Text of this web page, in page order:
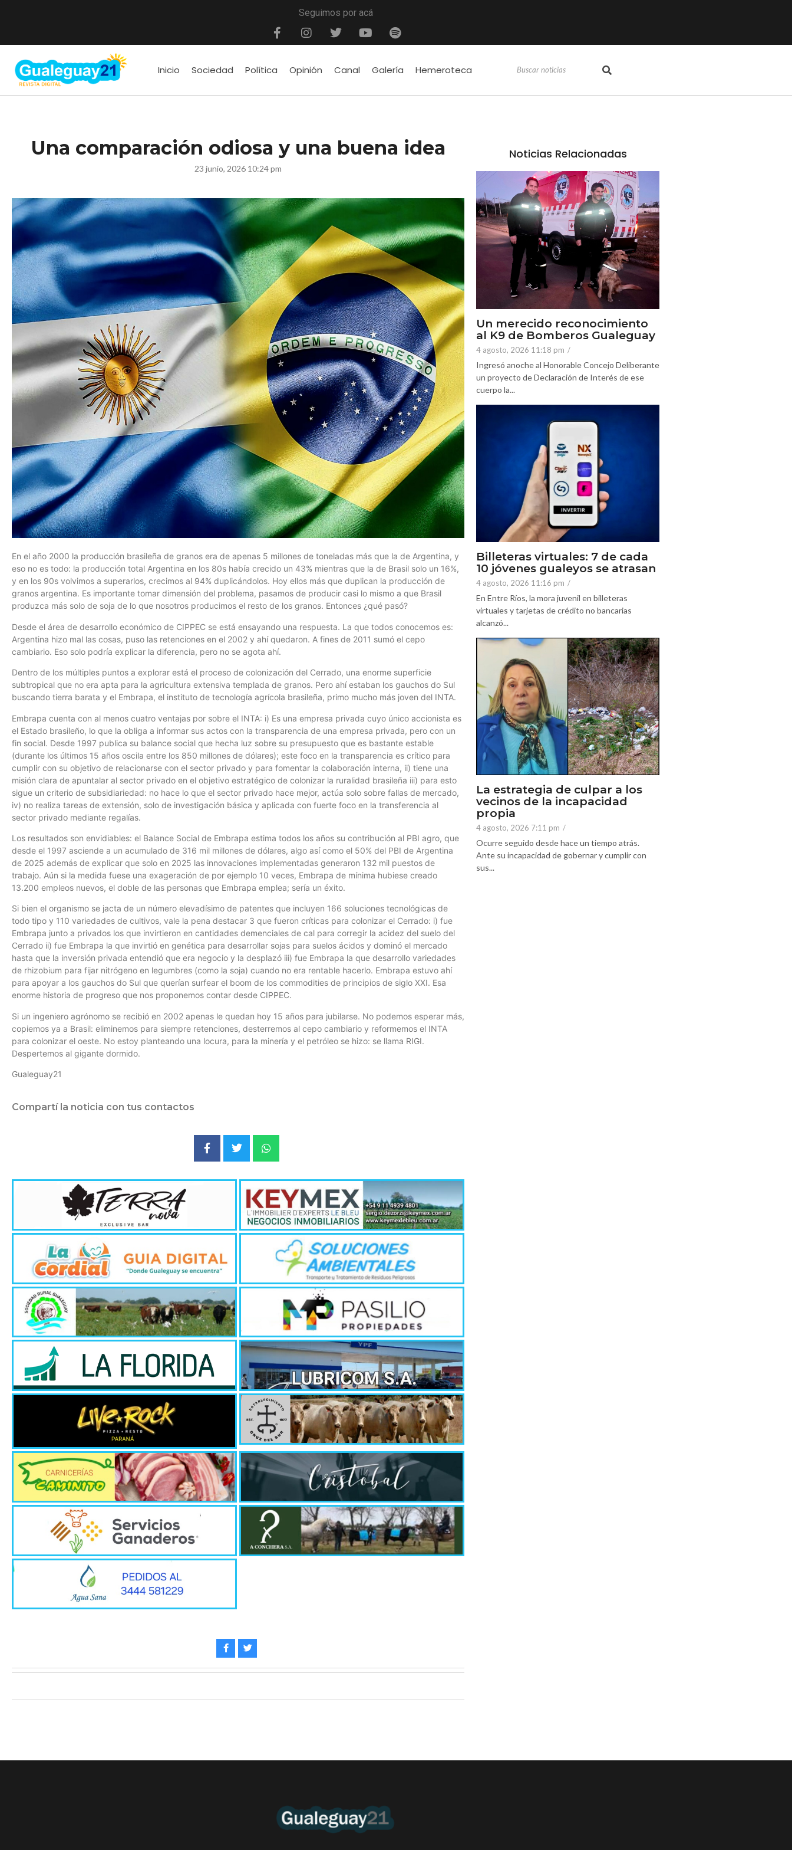
Seguimos por acá
Inicio Sociedad Política Opinión Canal Galería Hemeroteca
Una comparación odiosa y una buena idea
23 junio, 2026 10:24 pm
En el año 2000 la producción brasileña de granos era de apenas 5 millones de toneladas más que la de Argentina, y
eso no es todo: la producción total Argentina en los 80s había crecido un 43% mientras que la de Brasil solo un 16%,
y en los 90s volvimos a superarlos, crecimos al 94% duplicándolos. Hoy ellos más que duplican la producción de
granos argentina. Es importante tomar dimensión del problema, pasamos de producir casi lo mismo a que Brasil
produzca más solo de soja de lo que nosotros producimos el resto de los granos. Entonces ¿qué pasó?
Desde el área de desarrollo económico de CIPPEC se está ensayando una respuesta. La que todos conocemos es:
Argentina hizo mal las cosas, puso las retenciones en el 2002 y ahí quedaron. A fines de 2011 sumó el cepo
cambiario. Eso solo podría explicar la diferencia, pero no se agota ahí.
Dentro de los múltiples puntos a explorar está el proceso de colonización del Cerrado, una enorme superficie
subtropical que no era apta para la agricultura extensiva templada de granos. Pero ahí estaban los gauchos do Sul
buscando tierra barata y el Embrapa, el instituto de tecnología agrícola brasileña, primo mucho más joven del INTA.
Embrapa cuenta con al menos cuatro ventajas por sobre el INTA: i) Es una empresa privada cuyo único accionista es
el Estado brasileño, lo que la obliga a informar sus actos con la transparencia de una empresa privada, pero con un
fin social. Desde 1997 publica su balance social que hecha luz sobre su presupuesto que es bastante estable
(durante los últimos 15 años oscila entre los 850 millones de dólares); este foco en la transparencia es crítico para
cumplir con su objetivo de relacionarse con el sector privado y para fomentar la colaboración interna, ii) tiene una
misión clara de apuntalar al sector privado en el objetivo estratégico de colonizar la ruralidad brasileña iii) para esto
sigue un criterio de subsidiariedad: no hace lo que el sector privado hace mejor, actúa solo sobre fallas de mercado,
iv) no realiza tareas de extensión, solo de investigación básica y aplicada con fuerte foco en la transferencia al
sector privado mediante regalías.
Los resultados son envidiables: el Balance Social de Embrapa estima todos los años su contribución al PBI agro, que
desde el 1997 asciende a un acumulado de 316 mil millones de dólares, algo así como el 50% del PBI de Argentina
de 2025 además de explicar que solo en 2025 las innovaciones implementadas generaron 132 mil puestos de
trabajo. Aún si la medida fuese una exageración de por ejemplo 10 veces, Embrapa de mínima hubiese creado
13.200 empleos nuevos, el doble de las personas que Embrapa emplea; sería un éxito.
Si bien el organismo se jacta de un número elevadísimo de patentes que incluyen 166 soluciones tecnológicas de
todo tipo y 110 variedades de cultivos, vale la pena destacar 3 que fueron críticas para colonizar el Cerrado: i) fue
Embrapa junto a privados los que invirtieron en cantidades demenciales de cal para corregir la acidez del suelo del
Cerrado ii) fue Embrapa la que invirtió en genética para desarrollar sojas para suelos ácidos y dominó el mercado
hasta que la inversión privada entendió que era negocio y la desplazó iii) fue Embrapa la que desarrollo variedades
de rhizobium para fijar nitrógeno en legumbres (como la soja) cuando no era rentable hacerlo. Embrapa estuvo ahí
para apoyar a los gauchos do Sul que querían surfear el boom de los commodities de principios de siglo XXI. Esa
enorme historia de progreso que nos proponemos contar desde CIPPEC.
Si un ingeniero agrónomo se recibió en 2002 apenas le quedan hoy 15 años para jubilarse. No podemos esperar más,
copiemos ya a Brasil: eliminemos para siempre retenciones, desterremos al cepo cambiario y reformemos el INTA
para colonizar el oeste. No estoy planteando una locura, para la minería y el petróleo se hizo: se llama RIGI.
Despertemos al gigante dormido.
Gualeguay21
Compartí la noticia con tus contactos
Noticias Relacionadas
Un merecido reconocimiento
al K9 de Bomberos Gualeguay
4 agosto, 2026 11:18 pm /
Ingresó anoche al Honorable Concejo Deliberante
un proyecto de Declaración de Interés de ese
cuerpo la...
Billeteras virtuales: 7 de cada
10 jóvenes gualeyos se atrasan
4 agosto, 2026 11:16 pm /
En Entre Ríos, la mora juvenil en billeteras
virtuales y tarjetas de crédito no bancarias
alcanzó...
La estrategia de culpar a los
vecinos de la incapacidad
propia
4 agosto, 2026 7:11 pm /
Ocurre seguido desde hace un tiempo atrás.
Ante su incapacidad de gobernar y cumplir con
sus...